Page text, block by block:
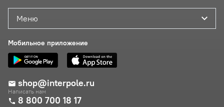
Меню
Мобильное приложение
shop@interpole.ru
Написать нам
8 800 700 18 17